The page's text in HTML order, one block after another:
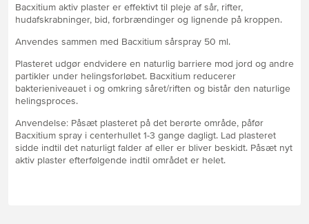
Bacxitium aktiv plaster er effektivt til pleje af sår, rifter,
hudafskrabninger, bid, forbrændinger og lignende på kroppen.
Anvendes sammen med Bacxitium sårspray 50 ml.
Plasteret udgør endvidere en naturlig barriere mod jord og andre
partikler under helingsforløbet. Bacxitium reducerer
bakterieniveauet i og omkring såret/riften og bistår den naturlige
helingsproces.
Anvendelse: Påsæt plasteret på det berørte område, påfør
Bacxitium spray i centerhullet 1-3 gange dagligt. Lad plasteret
sidde indtil det naturligt falder af eller er bliver beskidt. Påsæt nyt
aktiv plaster efterfølgende indtil området er helet.